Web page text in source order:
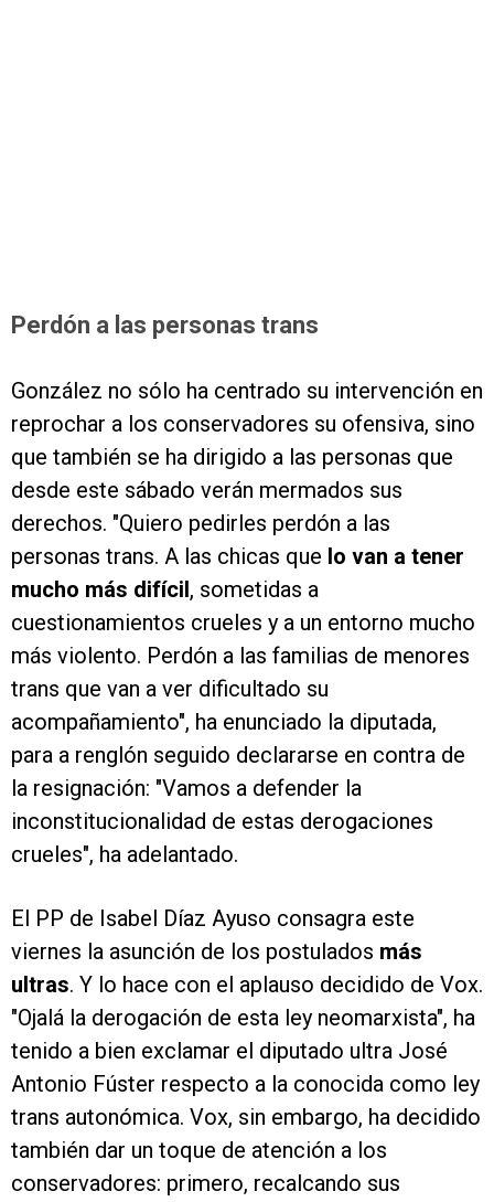
Perdón a las personas trans
González no sólo ha centrado su intervención en
reprochar a los conservadores su ofensiva, sino
que también se ha dirigido a las personas que
desde este sábado verán mermados sus
derechos. "Quiero pedirles perdón a las
personas trans. A las chicas que lo van a tener
mucho más difícil, sometidas a
cuestionamientos crueles y a un entorno mucho
más violento. Perdón a las familias de menores
trans que van a ver dificultado su
acompañamiento", ha enunciado la diputada,
para a renglón seguido declararse en contra de
la resignación: "Vamos a defender la
inconstitucionalidad de estas derogaciones
crueles", ha adelantado.
El PP de Isabel Díaz Ayuso consagra este
viernes la asunción de los postulados más
ultras. Y lo hace con el aplauso decidido de Vox.
"Ojalá la derogación de esta ley neomarxista", ha
tenido a bien exclamar el diputado ultra José
Antonio Fúster respecto a la conocida como ley
trans autonómica. Vox, sin embargo, ha decidido
también dar un toque de atención a los
conservadores: primero, recalcando sus